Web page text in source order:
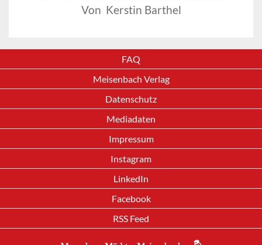
Von Kerstin Barthel
FAQ
Meisenbach Verlag
Datenschutz
Mediadaten
Impressum
Instagram
LinkedIn
Facebook
RSS Feed